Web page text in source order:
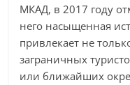
МКАД, в 2017 году
него насыщенная
привлекает не
заграничных
или ближайших